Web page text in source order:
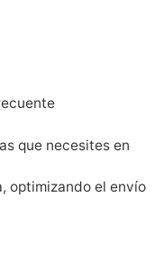
que necesites en
optimizando el envío